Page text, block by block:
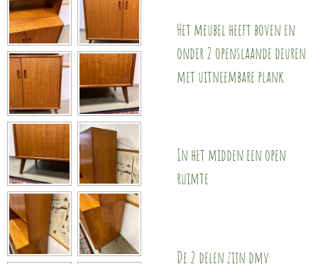
Het meubel heeft boven en
onder 2 openslaande deuren
met uitneembare plank.
In het midden een open
ruimte.
De 2 delen zijn dmv